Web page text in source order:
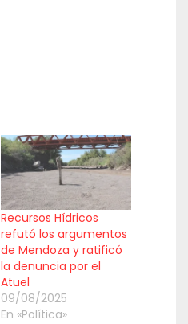
Recursos Hídricos
refutó los argumentos
de Mendoza y ratificó
la denuncia por el
Atuel
09/08/2025
En «Política»